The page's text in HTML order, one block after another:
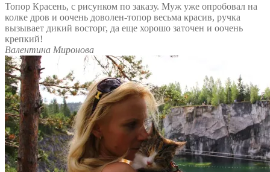
Топор Красень, с рисунком по заказу. Муж уже опробовал на
колке дров и оочень доволен-топор весьма красив, ручка
вызывает дикий восторг, да еще хорошо заточен и оочень
крепкий!
Валентина Миронова